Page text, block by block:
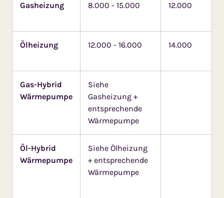
Gasheizung 8.000 - 15.000 12.000
Ölheizung 12.000 - 16.000 14.000
Gas-Hybrid
Wärmepumpe
Siehe
Gasheizung +
entsprechende
Wärmepumpe
Öl-Hybrid
Wärmepumpe
Siehe Ölheizung
+ entsprechende
Wärmepumpe